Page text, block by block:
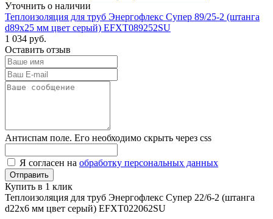
Уточнить о наличии
Теплоизоляция для труб Энергофлекс Супер 89/25-2 (штанга
d89x25 мм цвет серый) EFXT089252SU
1 034 руб.
Оставить отзыв
Антиспам поле. Его необходимо скрыть через css
Я согласен на обработку персональных данных
Купить в 1 клик
Теплоизоляция для труб Энергофлекс Супер 22/6-2 (штанга
d22x6 мм цвет серый) EFXT022062SU